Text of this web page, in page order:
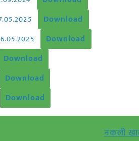
Download
Download
Download
Download
Download
नकली